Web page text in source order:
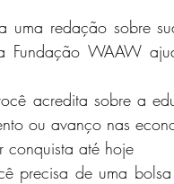
redação sobre
WAAW
acredita sobre a
ou avanço nas
conquista até hoje
precisa de uma